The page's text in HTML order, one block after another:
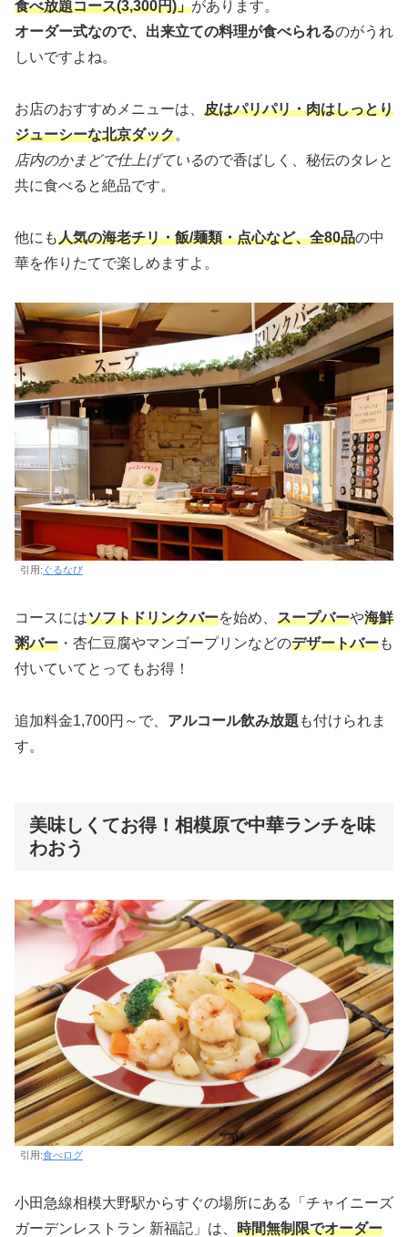
食べ放題コース(3,300円)」があります。
オーダー式なので、出来立ての料理が食べられるのがうれ
しいですよね。
お店のおすすめメニューは、 皮はパリパリ・肉はしっとり
ジューシーな北京ダック。
店内のかまどで仕上げているので香ばしく、秘伝のタレと
共に食べると絶品です。
他にも人気の海老チリ・飯/麺類・点心など、全80品の中
華を作りたてで楽しめますよ。
引用: ぐるなび
コースにはソフトドリンクバーを始め、 スープバーや海鮮
粥バー ・杏仁豆腐やマンゴープリンなどのデザートバーも
付いていてとってもお得！
追加料金1,700円～で、 アルコール飲み放題 も付けられま
す。
美味しくてお得！相模原で中華ランチを味
わおう
引用:食べログ
小田急線相模大野駅からすぐの場所にある「チャイニーズ
ガーデンレストラン 新福記」は、 時間無制限でオーダー